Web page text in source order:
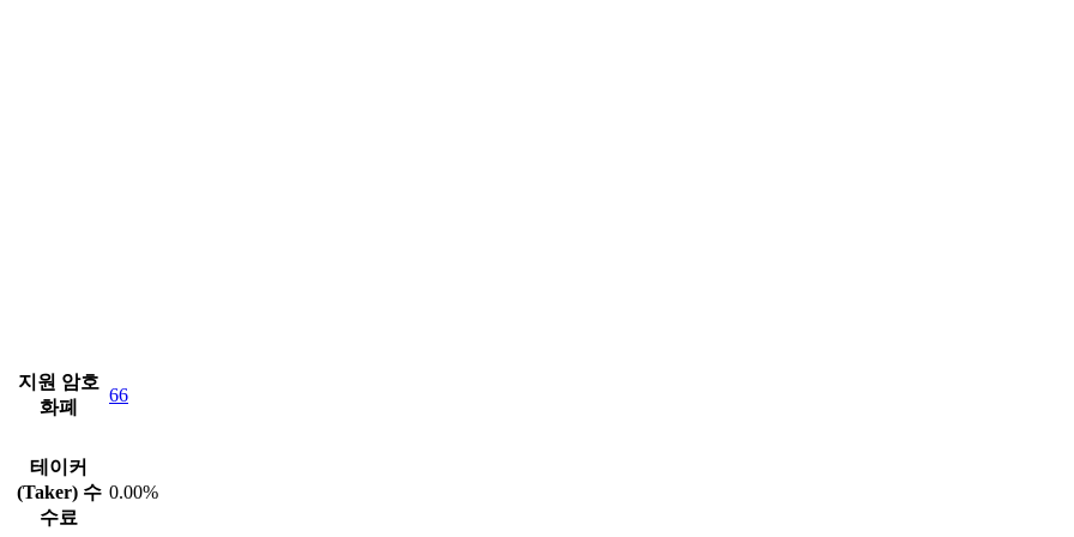
지원 암호
화폐
66
테이커
(Taker) 수
수료
0.00%